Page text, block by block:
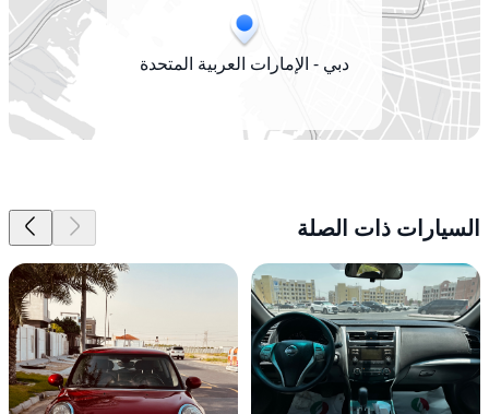
دبي - الإمارات العربية المتحدة
السيارات ذات الصلة